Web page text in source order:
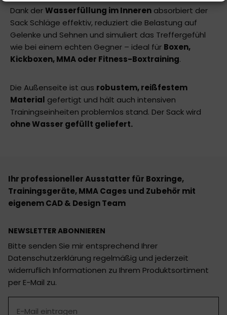
Dank derWasserfüllung im Inneren absorbiert der
Sack Schläge effektiv, reduziert die Belastung auf
Gelenke und Sehnen und simuliert das Treffergefühl
wie bei einem echten Gegner – ideal für Boxen,
Kickboxen, MMA oder Fitness-Boxtraining.
Die Außenseite ist aus robustem, reißfestem
Material gefertigt und hält auch intensiven
Trainingseinheiten problemlos stand. Der Sack wird
ohne Wasser gefüllt geliefert.
Ihr professioneller Ausstatter für Boxringe,
Trainingsgeräte, MMA Cages und Zubehör mit
eigenem CAD & Design Team
NEWSLETTER ABONNIEREN
Bitte senden Sie mir entsprechend Ihrer
Datenschutzerklärung regelmäßig und jederzeit
widerruflich Informationen zu Ihrem Produktsortiment
per E-Mail zu.